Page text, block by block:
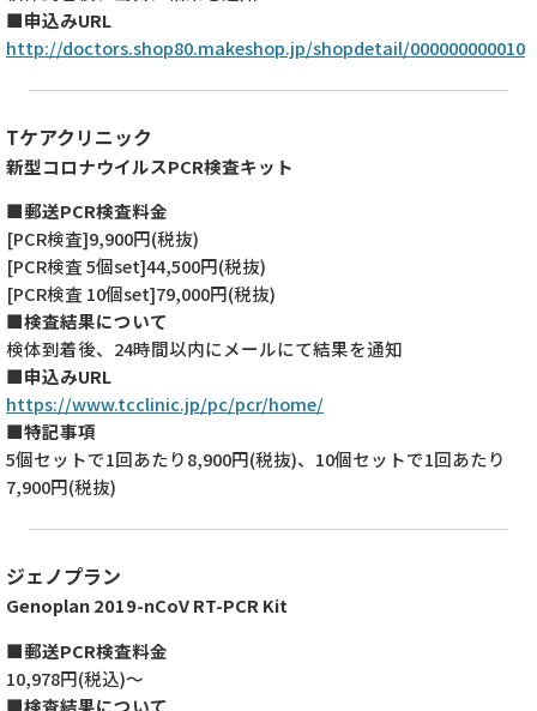
■申込みURL
http://doctors.shop80.makeshop.jp/shopdetail/000000000010
Tケアクリニック
新型コロナウイルスPCR検査キット
■郵送PCR検査料金
[PCR検査]9,900円(税抜)
[PCR検査 5個set]44,500円(税抜)
[PCR検査 10個set]79,000円(税抜)
■検査結果について
検体到着後、24時間以内にメールにて結果を通知
■申込みURL
https://www.tcclinic.jp/pc/pcr/home/
■特記事項
5個セットで1回あたり8,900円(税抜)、10個セットで1回あたり
7,900円(税抜)
ジェノプラン
Genoplan 2019-nCoV RT-PCR Kit
■郵送PCR検査料金
10,978円(税込)～
■検査結果について